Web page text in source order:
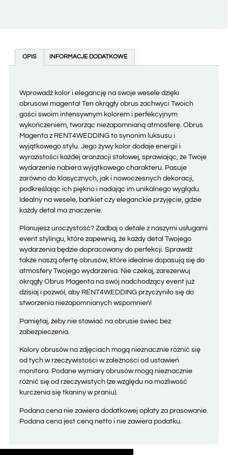
OPIS INFORMACJE DODATKOWE
Wprowadź kolor i elegancję na swoje wesele dzięki
obrusowi magenta! Ten okrągły obrus zachwyci Twoich
gości swoim intensywnym kolorem i perfekcyjnym
wykończeniem, tworząc niezapomnianą atmosferę. Obrus
Magenta z RENT4WEDDING to synonim luksusu i
wyjątkowego stylu. Jego żywy kolor dodaje energii i
wyrazistości każdej aranżacji stołowej, sprawiając, że Twoje
wydarzenie nabiera wyjątkowego charakteru. Pasuje
zarówno do klasycznych, jak i nowoczesnych dekoracji,
podkreślając ich piękno i nadając im unikalnego wyglądu.
Idealny na wesele, bankiet czy eleganckie przyjęcie, gdzie
każdy detal ma znaczenie.
Planujesz uroczystość? Zadbaj o detale z naszymi usługami
event stylingu, które zapewnią, że każdy detal Twojego
wydarzenia będzie dopracowany do perfekcji. Sprawdź
także naszą ofertę obrusów, które idealnie dopasują się do
atmosfery Twojego wydarzenia. Nie czekaj, zarezerwuj
okrągły Obrus Magenta na swój nadchodzący event już
dzisiaj i pozwól, aby RENT4WEDDING przyczyniło się do
stworzenia niezapomnianych wspomnień!
Pamiętaj, żeby nie stawiać na obrusie świec bez
zabezpieczenia.
Kolory obrusów na zdjęciach mogą nieznacznie różnić się
od tych w rzeczywistości w zależności od ustawień
monitora. Podane wymiary obrusów mogą nieznacznie
różnić się od rzeczywistych (ze względu na możliwość
kurczenia się tkaniny w praniu).
Podana cena nie zawiera dodatkowej opłaty za prasowanie.
Podana cena jest ceną netto i nie zawiera podatku.